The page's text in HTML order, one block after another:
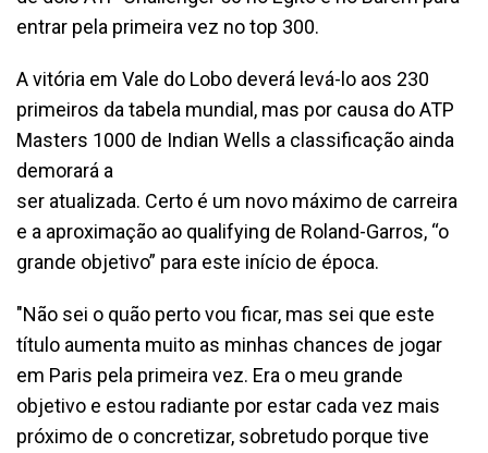
entrar pela primeira vez no top 300.
A vitória em Vale do Lobo deverá levá-lo aos 230
primeiros da tabela mundial, mas por causa do ATP
Masters 1000 de Indian Wells a classificação ainda
demorará a
ser atualizada. Certo é um novo máximo de carreira
e a aproximação ao qualifying de Roland-Garros, “o
grande objetivo” para este início de época.
"Não sei o quão perto vou ficar, mas sei que este
título aumenta muito as minhas chances de jogar
em Paris pela primeira vez. Era o meu grande
objetivo e estou radiante por estar cada vez mais
próximo de o concretizar, sobretudo porque tive